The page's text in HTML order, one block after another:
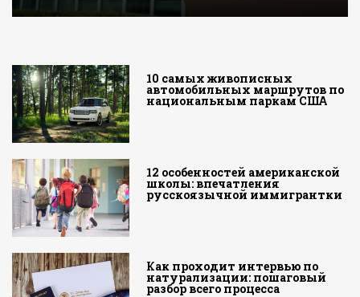
10 самых живописных
автомобильных маршрутов по
национальным паркам США
12 особенностей американской
школы: впечатления
русскоязычной иммигрантки
Как проходит интервью по
натурализации: пошаговый
разбор всего процесса